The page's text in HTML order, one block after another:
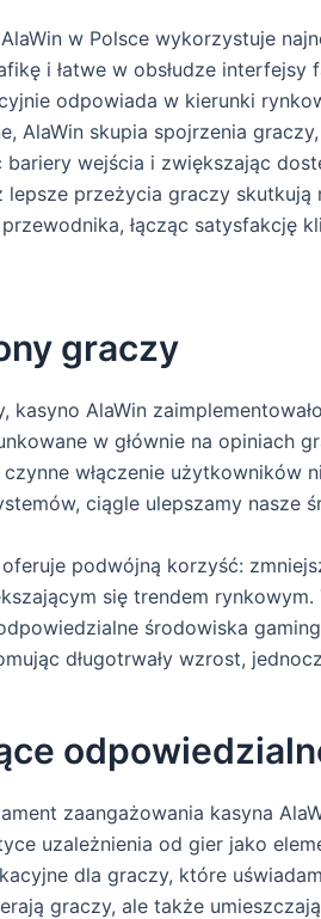
w Polsce wykorzystuje
i łatwe w obsłudze
odpowiada w kierunki
AlaWin skupia spojrzenia
bariery wejścia i zwiększając
przeżycia graczy
łącząc satysfakcję
graczy
AlaWin
w głównie na
włączenie
ciągle ulepszamy nasze
podwójną korzyść:
się trendem
środowiska
długotrwały wzrost,
zaangażowania kasyna
uzależnienia od gier jako
dla graczy, które
graczy, ale także